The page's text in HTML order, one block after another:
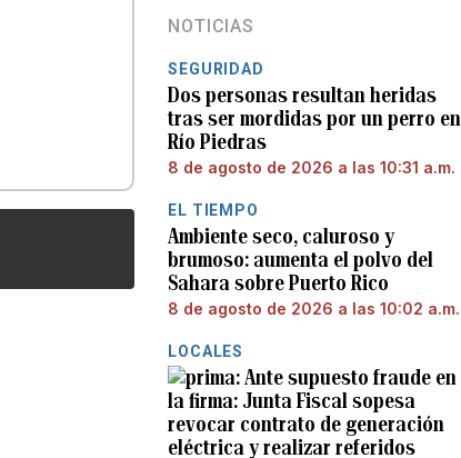
NOTICIAS
SEGURIDAD
Dos personas resultan heridas
tras ser mordidas por un perro en
Río Piedras
8 de agosto de 2026 a las 10:31 a.m.
EL TIEMPO
Ambiente seco, caluroso y
brumoso: aumenta el polvo del
Sahara sobre Puerto Rico
8 de agosto de 2026 a las 10:02 a.m.
LOCALES
Ante supuesto fraude en
la firma: Junta Fiscal sopesa
revocar contrato de generación
eléctrica y realizar referidos